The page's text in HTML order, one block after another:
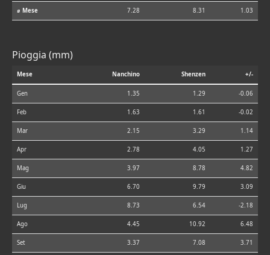
⌀ Mese 7.28 8.31 1.03
Pioggia (mm)
Mese Nanchino Shenzen +/-
Gen 1.35 1.29 -0.06
Feb 1.63 1.61 -0.02
Mar 2.15 3.29 1.14
Apr 2.78 4.05 1.27
Mag 3.97 8.78 4.82
Giu 6.70 9.79 3.09
Lug 8.73 6.54 -2.18
Ago 4.45 10.92 6.48
Set 3.37 7.08 3.71